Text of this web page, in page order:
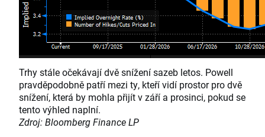
Trhy stále očekávají dvě snížení sazeb letos. Powell
pravděpodobně patří mezi ty, kteří vidí prostor pro dvě
snížení, která by mohla přijít v září a prosinci, pokud se
tento výhled naplní.
Zdroj: Bloomberg Finance LP